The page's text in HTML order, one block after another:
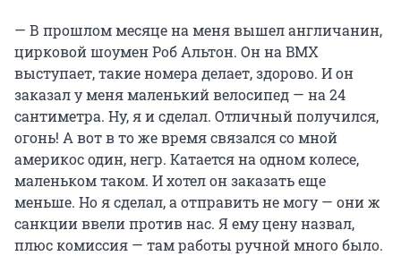
— В прошлом месяце на меня вышел англичанин,
цирковой шоумен Роб Альтон. Он на BMX
выступает, такие номера делает, здорово. И он
заказал у меня маленький велосипед — на 24
сантиметра. Ну, я и сделал. Отличный получился,
огонь! А вот в то же время связался со мной
америкос один, негр. Катается на одном колесе,
маленьком таком. И хотел он заказать еще
меньше. Но я сделал, а отправить не могу — они ж
санкции ввели против нас. Я ему цену назвал,
плюс комиссия — там работы ручной много было.